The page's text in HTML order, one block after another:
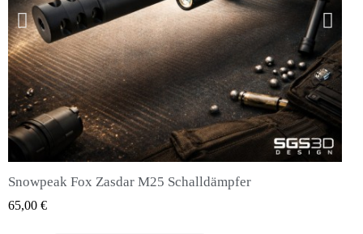
QUICK VIEW
Snowpeak Fox Zasdar M25 Schalldämpfer
65,00 €